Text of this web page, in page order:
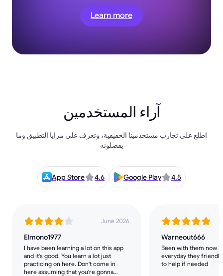
Learn more
آراء المستخدمين
اطلع على تجارب مستخدمينا الحقيقية، وتعرف على مزايا التطبيق وما
يفضلونه
App Store 4.6 Google Play 4.5
June 2026
Elmono1977
I have been learning a lot on this app
and it's good. You learn a lot just
practicing on here. Don't come in
here assuming that you're gonna
Warneout666
Been with them now
everyday they
to help if needed